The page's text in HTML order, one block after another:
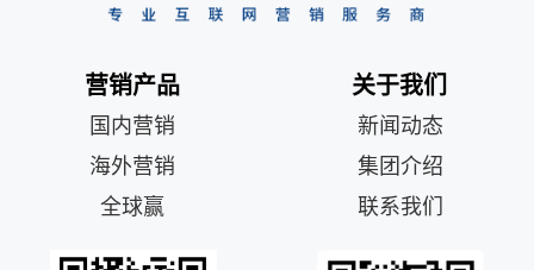
营销产品
国内营销
海外营销
全球赢
关于我们
新闻动态
集团介绍
联系我们